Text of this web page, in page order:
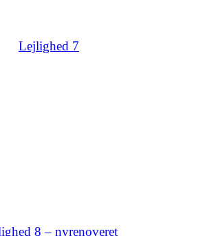
Lejlighed 7
8 – nyrenoveret